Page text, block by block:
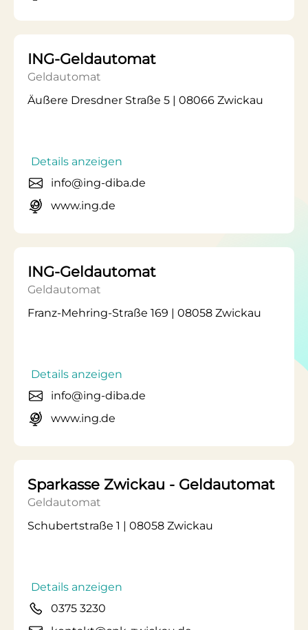
ING-Geldautomat
Geldautomat
Äußere Dresdner Straße 5 | 08066 Zwickau
Details anzeigen
info@ing-diba.de
www.ing.de
ING-Geldautomat
Geldautomat
Franz-Mehring-Straße 169 | 08058 Zwickau
Details anzeigen
info@ing-diba.de
www.ing.de
Sparkasse Zwickau - Geldautomat
Geldautomat
Schubertstraße 1 | 08058 Zwickau
Details anzeigen
0375 3230